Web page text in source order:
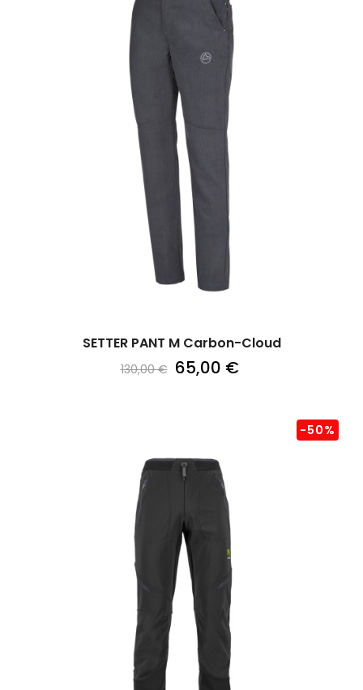
SETTER PANT M Carbon-Cloud
130,00 € 65,00 €
-50%